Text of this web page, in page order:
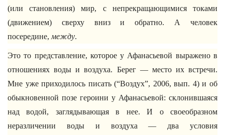
(или становления) мир, с непрекращающимися токами
(движением) сверху вниз и обратно. А человек
посередине, между.
Это то представление, которое у Афанасьевой выражено в
отношениях воды и воздуха. Берег — место их встречи.
Мне уже приходилось писать (“Воздух”, 2006, вып. 4) и об
обыкновенной позе героини у Афанасьевой: склонившаяся
над водой, заглядывающая в нее. И о своеобразном
неразличении воды и воздуха — два условия